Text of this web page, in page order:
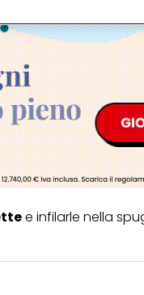
e infilarle nella
altri media (di terzi)
delle campagne
sul trattamento dei tuoi
"Cookie, Pixel, Impronte
il futuro disabilitando i
informazioni sui
le informazioni
maggiori informazioni
Cliccando su
web.